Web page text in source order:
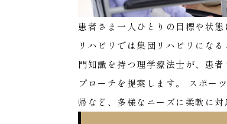
患者さま一人ひとりの目標や状
リハビリでは集団リハビリにな
門知識を持つ理学療法士が、患
プローチを提案します。
スポー
帰など、多様なニーズに柔軟に対